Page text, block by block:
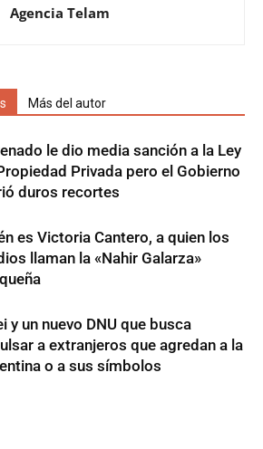
Agencia Telam
Más del autor
le dio media sanción a la Ley
Privada pero el Gobierno
duros recortes
es Victoria Cantero, a quien los
llaman la «Nahir Galarza»
y un nuevo DNU que busca
a extranjeros que agredan a la
o a sus símbolos